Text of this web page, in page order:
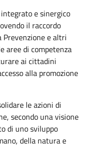
e sinergico
il raccordo
Prevenzione e altri
aree di competenza
ai cittadini
alla promozione
le azioni di
secondo una visione
di uno sviluppo
della natura e